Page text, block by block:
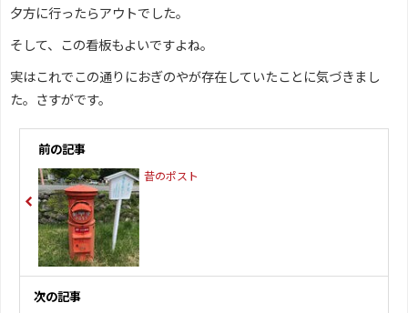
夕方に行ったらアウトでした。
そして、この看板もよいですよね。
実はこれでこの通りにおぎのやが存在していたことに気づきまし
た。さすがです。
前の記事
昔のポスト
次の記事